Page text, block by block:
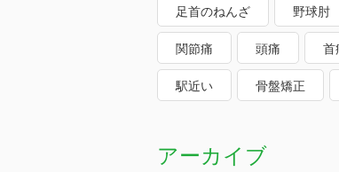
足首のねんざ 野球肘
関節痛 頭痛 首
駅近い 骨盤矯正
アーカイブ